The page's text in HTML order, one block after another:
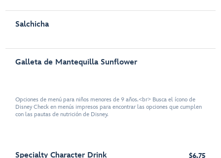
Salchicha
Galleta de Mantequilla Sunflower
Opciones de menú para niños menores de 9 años.<br> Busca el ícono de
Disney Check en menús impresos para encontrar las opciones que cumplen
con las pautas de nutrición de Disney.
Specialty Character Drink $6.75